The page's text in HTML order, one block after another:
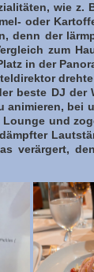
wie z.
oder
denn der
zum
in der
beste DJ der
animieren, bei
und
verärgert,